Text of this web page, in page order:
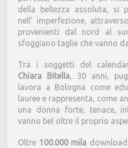
della bellezza assoluta, si
nell’ imperfezione,
provenienti dal nord al
sfoggiano taglie che vanno
Tra i soggetti del
Chiara Bitella, 30 anni,
lavora a Bologna come
lauree e rappresenta, come
una donna forte, tenace,
vanno bel oltre il proprio
Oltre 100.000 mila